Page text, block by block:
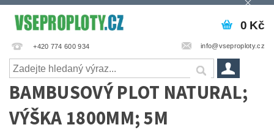
+420 774 600 934 info@vseproploty.cz
0 Kč
BAMBUSOVÝ PLOT NATURAL;
VÝŠKA 1800MM; 5M